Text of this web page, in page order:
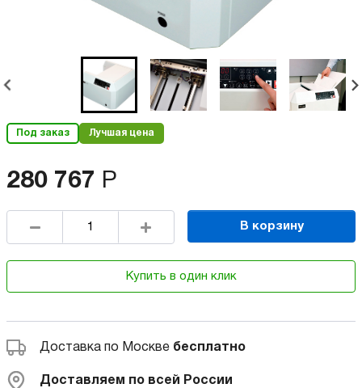
Под заказ Лучшая цена
280 767 Р
В корзину
Купить в один клик
Доставка по Москве бесплатно
Доставляем по всей России